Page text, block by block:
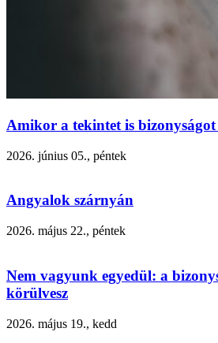
Amikor a tekintet is bizonyságot
2026. június 05., péntek
Angyalok szárnyán
2026. május 22., péntek
Nem vagyunk egyedül: a
körülvesz
2026. május 19., kedd